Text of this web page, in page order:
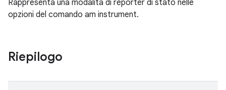
Rappresenta una modalità di reporter di stato nelle
opzioni del comando am instrument.
Riepilogo